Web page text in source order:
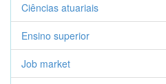
Ciências atuariais
Ensino superior
Job market